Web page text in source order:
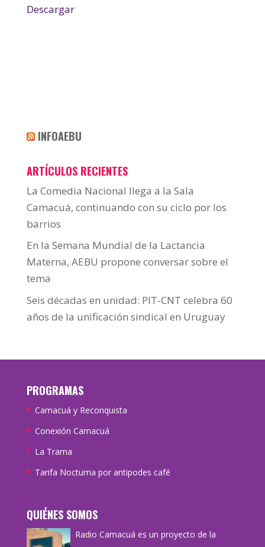
Descargar
INFOAEBU
ARTÍCULOS RECIENTES
La Comedia Nacional llega a la Sala
Camacuá, continuando con su ciclo por los
barrios
En la Semana Mundial de la Lactancia
Materna, AEBU propone conversar sobre el
tema
Seis décadas en unidad: PIT-CNT celebra 60
años de la unificación sindical en Uruguay
PROGRAMAS
Camacuá y Reconquista
Conexión Camacuá
La Trama
Tarifa Nocturna por antipodes café
QUIÉNES SOMOS
Radio Camacuá es un proyecto de la